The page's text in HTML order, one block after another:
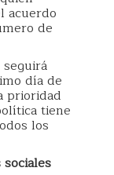
acuerdo
de
día de
prioridad
tiene
los